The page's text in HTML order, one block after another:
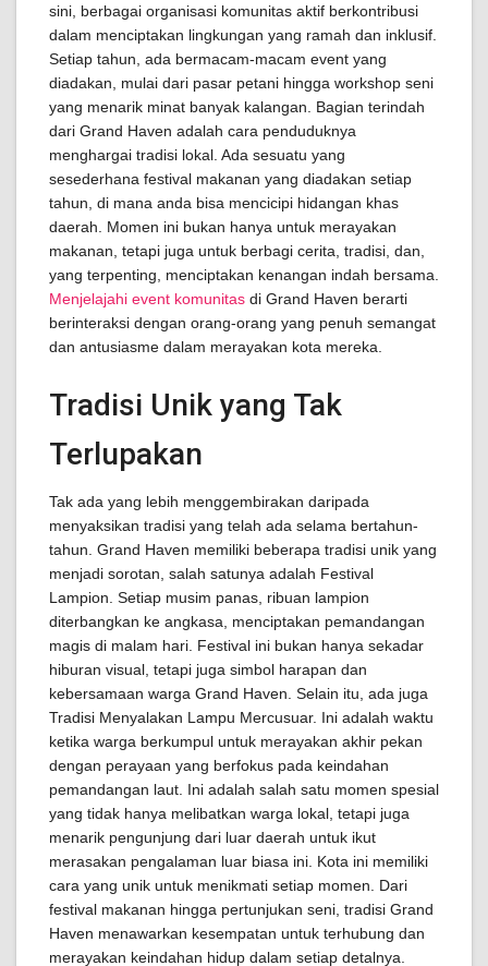
sini, berbagai organisasi komunitas aktif berkontribusi
dalam menciptakan lingkungan yang ramah dan inklusif.
Setiap tahun, ada bermacam-macam event yang
diadakan, mulai dari pasar petani hingga workshop seni
yang menarik minat banyak kalangan. Bagian terindah
dari Grand Haven adalah cara penduduknya
menghargai tradisi lokal. Ada sesuatu yang
sesederhana festival makanan yang diadakan setiap
tahun, di mana anda bisa mencicipi hidangan khas
daerah. Momen ini bukan hanya untuk merayakan
makanan, tetapi juga untuk berbagi cerita, tradisi, dan,
yang terpenting, menciptakan kenangan indah bersama.
Menjelajahi event komunitas di Grand Haven berarti
berinteraksi dengan orang-orang yang penuh semangat
dan antusiasme dalam merayakan kota mereka.
Tradisi Unik yang Tak
Terlupakan
Tak ada yang lebih menggembirakan daripada
menyaksikan tradisi yang telah ada selama bertahun-
tahun. Grand Haven memiliki beberapa tradisi unik yang
menjadi sorotan, salah satunya adalah Festival
Lampion. Setiap musim panas, ribuan lampion
diterbangkan ke angkasa, menciptakan pemandangan
magis di malam hari. Festival ini bukan hanya sekadar
hiburan visual, tetapi juga simbol harapan dan
kebersamaan warga Grand Haven. Selain itu, ada juga
Tradisi Menyalakan Lampu Mercusuar. Ini adalah waktu
ketika warga berkumpul untuk merayakan akhir pekan
dengan perayaan yang berfokus pada keindahan
pemandangan laut. Ini adalah salah satu momen spesial
yang tidak hanya melibatkan warga lokal, tetapi juga
menarik pengunjung dari luar daerah untuk ikut
merasakan pengalaman luar biasa ini. Kota ini memiliki
cara yang unik untuk menikmati setiap momen. Dari
festival makanan hingga pertunjukan seni, tradisi Grand
Haven menawarkan kesempatan untuk terhubung dan
merayakan keindahan hidup dalam setiap detalnya.